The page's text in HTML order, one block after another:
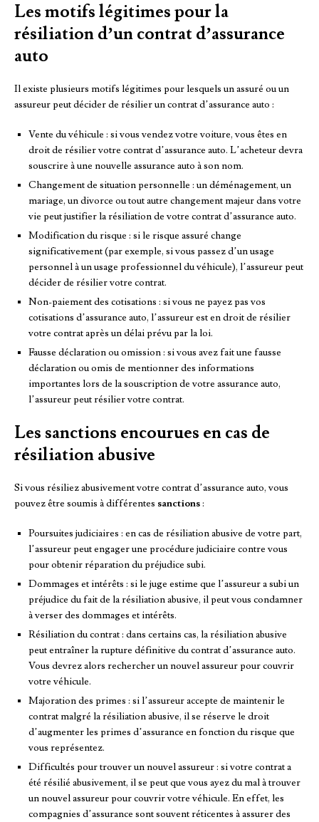
Les motifs légitimes pour la
résiliation d’un contrat d’assurance
auto
Il existe plusieurs motifs légitimes pour lesquels un assuré ou un
assureur peut décider de résilier un contrat d’assurance auto :
Vente du véhicule : si vous vendez votre voiture, vous êtes en
droit de résilier votre contrat d’assurance auto. L’acheteur devra
souscrire à une nouvelle assurance auto à son nom.
Changement de situation personnelle : un déménagement, un
mariage, un divorce ou tout autre changement majeur dans votre
vie peut justifier la résiliation de votre contrat d’assurance auto.
Modification du risque : si le risque assuré change
significativement (par exemple, si vous passez d’un usage
personnel à un usage professionnel du véhicule), l’assureur peut
décider de résilier votre contrat.
Non-paiement des cotisations : si vous ne payez pas vos
cotisations d’assurance auto, l’assureur est en droit de résilier
votre contrat après un délai prévu par la loi.
Fausse déclaration ou omission : si vous avez fait une fausse
déclaration ou omis de mentionner des informations
importantes lors de la souscription de votre assurance auto,
l’assureur peut résilier votre contrat.
Les sanctions encourues en cas de
résiliation abusive
Si vous résiliez abusivement votre contrat d’assurance auto, vous
pouvez être soumis à différentes sanctions:
Poursuites judiciaires : en cas de résiliation abusive de votre part,
l’assureur peut engager une procédure judiciaire contre vous
pour obtenir réparation du préjudice subi.
Dommages et intérêts : si le juge estime que l’assureur a subi un
préjudice du fait de la résiliation abusive, il peut vous condamner
à verser des dommages et intérêts.
Résiliation du contrat : dans certains cas, la résiliation abusive
peut entraîner la rupture définitive du contrat d’assurance auto.
Vous devrez alors rechercher un nouvel assureur pour couvrir
votre véhicule.
Majoration des primes : si l’assureur accepte de maintenir le
contrat malgré la résiliation abusive, il se réserve le droit
d’augmenter les primes d’assurance en fonction du risque que
vous représentez.
Difficultés pour trouver un nouvel assureur : si votre contrat a
été résilié abusivement, il se peut que vous ayez du mal à trouver
un nouvel assureur pour couvrir votre véhicule. En effet, les
compagnies d’assurance sont souvent réticentes à assurer des